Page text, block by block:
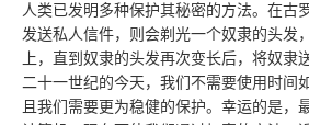
人类已发明多种保护其秘密的方法。在古
发送私人信件，则会剃光一个奴隶的头发
上，直到奴隶的头发再次变长后，将奴隶
二十一世纪的今天，我们不需要使用时间
且我们需要更为稳健的保护。幸运的是，